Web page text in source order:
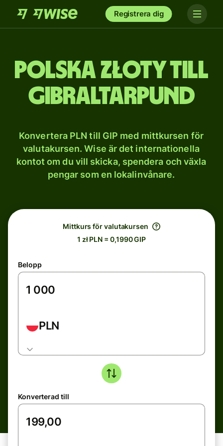
Registrera dig
Polska złoty till
Gibraltarpund
Konvertera PLN till GIP med mittkursen för
valutakursen. Wise är det internationella
kontot om du vill skicka, spendera och växla
pengar som en lokalinvånare.
Mittkurs för valutakursen
1 zł PLN = 0,1990 GIP
Belopp
PLN
Konverterad till